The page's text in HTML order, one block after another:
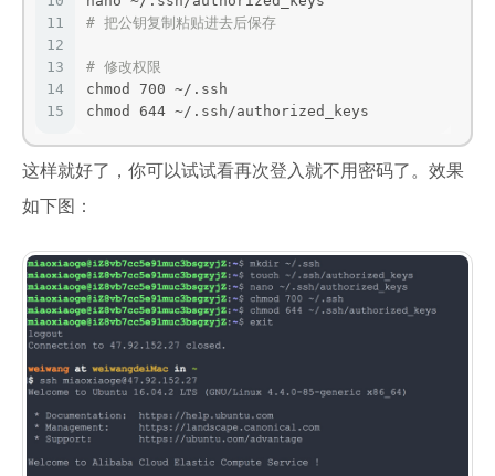
11
12
13
14
15
# 把公钥复制粘贴进去后保存
# 修改权限
chmod 700 ~/.ssh
chmod 644 ~/.ssh/authorized_keys
这样就好了，你可以试试看再次登入就不用密码了。效果
如下图：